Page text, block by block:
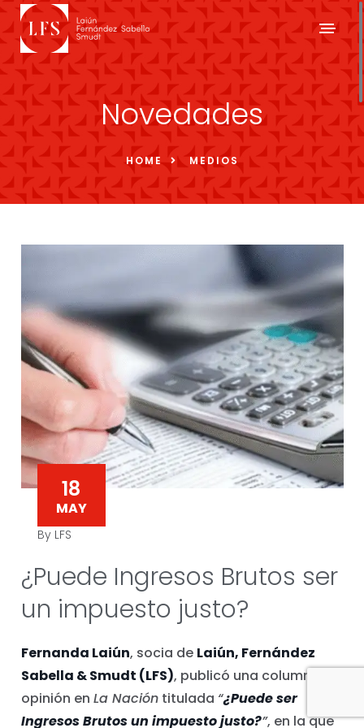
Novedades
HOME MEDIOS
18
MAY
By LFS
¿Puede Ingresos Brutos ser
un impuesto justo?
Fernanda Laiún, socia de Laiún, Fernández
Sabella & Smudt (LFS), publicó una columna de
opinión en La Nacióntitulada “¿Puede ser
Ingresos Brutos un impuesto justo?”, en la que